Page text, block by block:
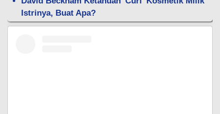
Istrinya, Buat Apa?